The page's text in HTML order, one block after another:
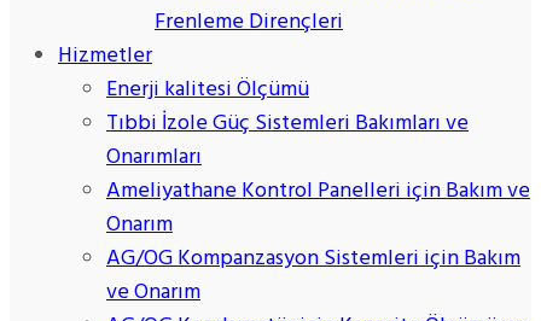
Frenleme Dirençleri
Hizmetler
Enerji kalitesi Ölçümü
Tıbbi İzole Güç Sistemleri Bakımları ve
Onarımları
Ameliyathane Kontrol Panelleri için Bakım ve
Onarım
AG/OG Kompanzasyon Sistemleri için Bakım
ve Onarım